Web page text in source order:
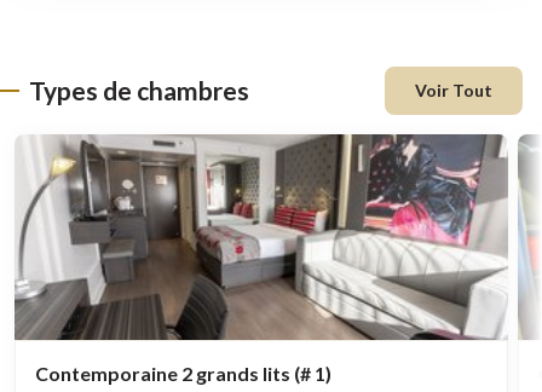
Types de chambres Voir Tout
Contemporaine 2 grands lits (# 1)